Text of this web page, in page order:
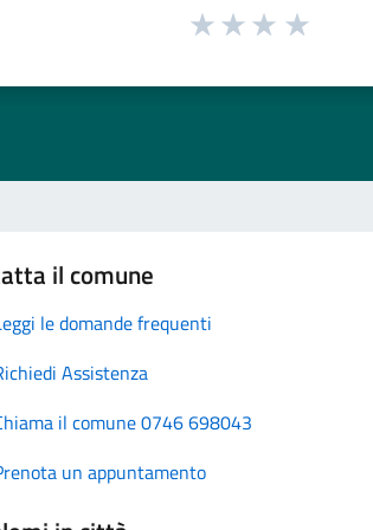
il comune
le domande frequenti
Assistenza
il comune 0746 698043
un appuntamento